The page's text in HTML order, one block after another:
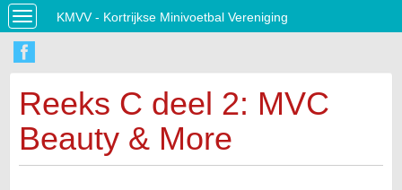
Toggle
navigation
KMVV - Kortrijkse Minivoetbal Vereniging
Reeks C deel 2: MVC
Beauty & More